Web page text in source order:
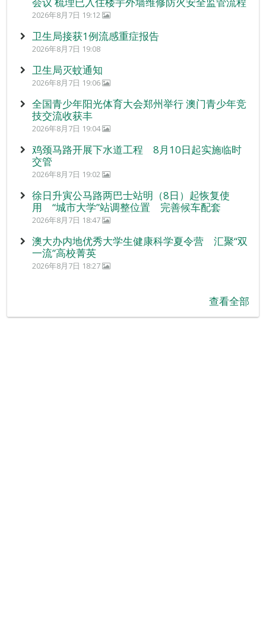
2026年8月7日 19:12
卫生局接获1例流感重症报告
2026年8月7日 19:08
卫生局灭蚊通知
2026年8月7日 19:06
全国青少年阳光体育大会郑州举行 澳门青少年竞
技交流收获丰
2026年8月7日 19:04
鸡颈马路开展下水道工程 8月10日起实施临时
交管
2026年8月7日 19:02
徐日升寅公马路两巴士站明（8日）起恢复使
用 “城市大学”站调整位置 完善候车配套
2026年8月7日 18:47
澳大办内地优秀大学生健康科学夏令营 汇聚“双
一流”高校菁英
2026年8月7日 18:27
查看全部